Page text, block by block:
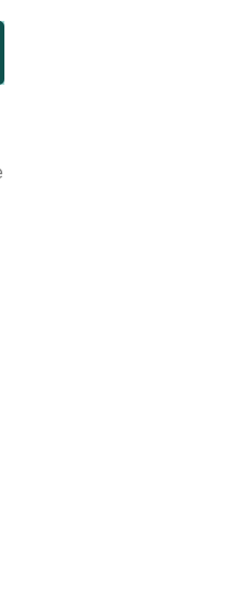
capacitados para
equipo